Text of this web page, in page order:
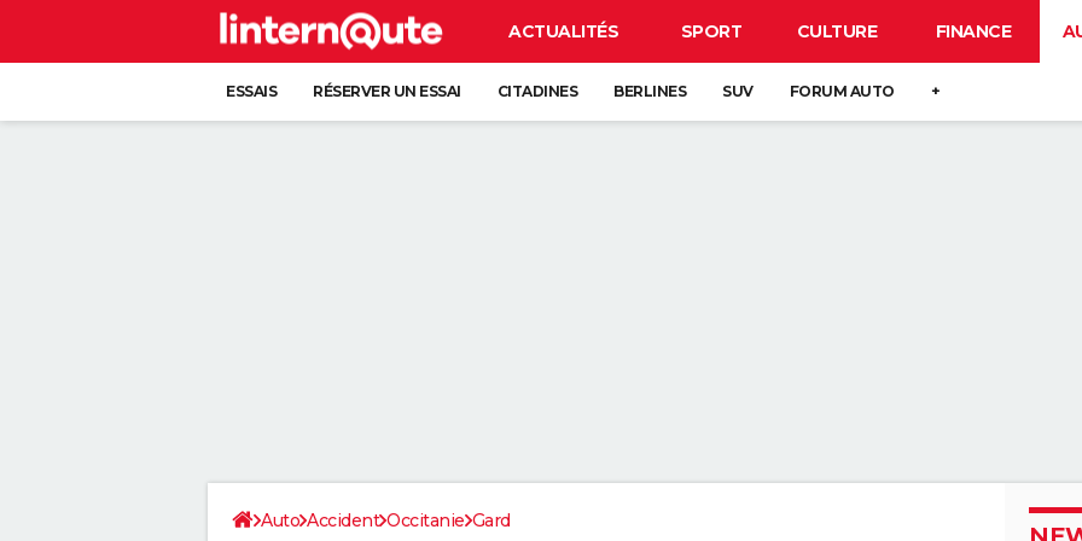
ACTUALITÉS SPORT CULTURE FINANCE
ESSAIS RÉSERVER UN ESSAI CITADINES BERLINES SUV FORUM AUTO +
Auto Accident Occitanie Gard